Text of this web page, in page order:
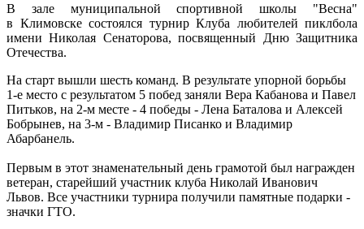
В зале муниципальной спортивной школы "Весна"
в Климовске состоялся турнир Клуба любителей пиклбола
имени Николая Сенаторова, посвященный Дню Защитника
Отечества.
На старт вышли шесть команд. В результате упорной борьбы
1-е место с результатом 5 побед заняли Вера Кабанова и Павел
Питьков, на 2-м месте - 4 победы - Лена Баталова и Алексей
Бобрынев, на 3-м - Владимир Писанко и Владимир
Абарбанель.
Первым в этот знаменательный день грамотой был награжден
ветеран, старейший участник клуба Николай Иванович
Львов. Все участники турнира получили памятные подарки -
значки ГТО.